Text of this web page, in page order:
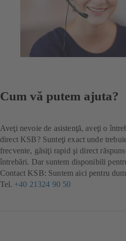
Cum vă putem ajuta?
Aveţi nevoie de asistenţă, aveţi o
direct KSB? Sunteţi exact unde
frecvente, găsiţi rapid şi direct
întrebări. Dar suntem disponibili
Contact KSB: Suntem aici pentru
Tel. +40 21324 90 50